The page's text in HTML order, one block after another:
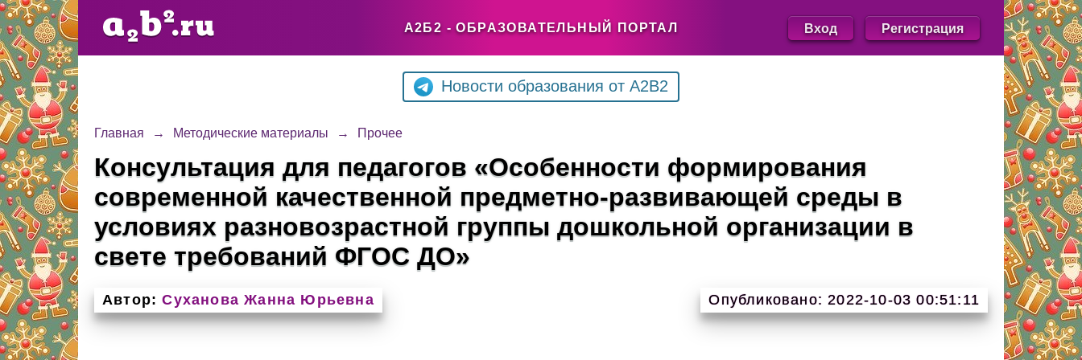
А2Б2 - ОБРАЗОВАТЕЛЬНЫЙ ПОРТАЛ Вход Регистрация
Новости образования от A2B2
Главная → Методические материалы → Прочее
Консультация для педагогов «Особенности формирования
современной качественной предметно-развивающей среды в
условиях разновозрастной группы дошкольной организации в
свете требований ФГОС ДО»
Автор: Суханова Жанна Юрьевна Опубликовано: 2022-10-03 00:51:11